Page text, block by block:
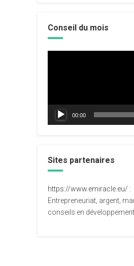
Conseil du mois
00:00
Sites partenaires
https://www.emiracle.eu/ :
Entrepreneuriat, argent,
conseils en